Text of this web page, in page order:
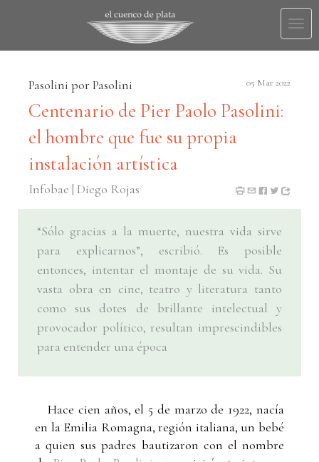
Pasolini por Pasolini 05 Mar 2022
Centenario de Pier Paolo Pasolini:
el hombre que fue su propia
instalación artística
Infobae | Diego Rojas
“Sólo gracias a la muerte, nuestra vida sirve
para explicarnos”, escribió. Es posible
entonces, intentar el montaje de su vida. Su
vasta obra en cine, teatro y literatura tanto
como sus dotes de brillante intelectual y
provocador político, resultan imprescindibles
para entender una época
Hace cien años, el 5 de marzo de 1922, nacía
en la Emilia Romagna, región italiana, un bebé
a quien sus padres bautizaron con el nombre